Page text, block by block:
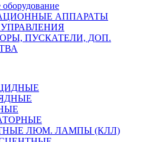
АППАРАТЫ
ПУСКАТЕЛИ, ДОП.
ЛЮМ. ЛАМПЫ (КЛЛ)